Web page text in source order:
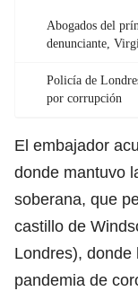
Abogados del
denunciante,
Policía de
por corrupción
El embajador
donde mantuvo
soberana, que
castillo de
Londres), donde
pandemia de